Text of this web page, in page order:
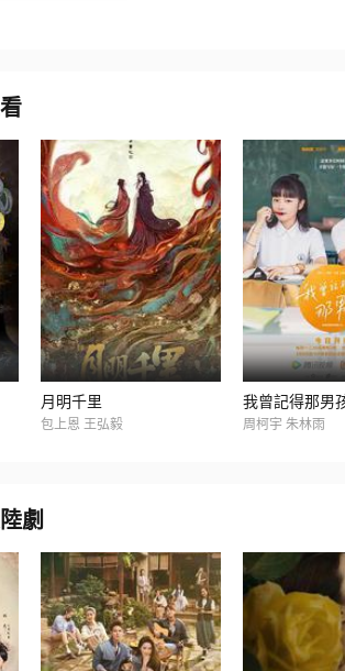
月明千里
包上恩 王弘毅
我曾記得那男
周柯宇 朱林雨
劇